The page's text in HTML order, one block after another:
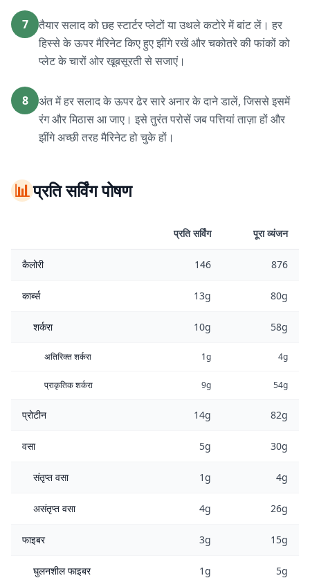
7
तैयार सलाद को छह स्टार्टर प्लेटों या उथले कटोरे में बांट लें। हर
हिस्से के ऊपर मैरिनेट किए हुए झींगे रखें और चकोतरे की फांकों को
प्लेट के चारों ओर खूबसूरती से सजाएं।
8
अंत में हर सलाद के ऊपर ढेर सारे अनार के दाने डालें, जिससे इसमें
रंग और मिठास आ जाए। इसे तुरंत परोसें जब पत्तियां ताज़ा हों और
झींगे अच्छी तरह मैरिनेट हो चुके हों।
📊प्रति सर्विंग पोषण
प्रति सर्विंग पूरा व्यंजन
कैलोरी 146 876
कार्ब्स 13g 80g
शर्करा 10g 58g
अतिरिक्त शर्करा 1g 4g
प्राकृतिक शर्करा 9g 54g
प्रोटीन 14g 82g
वसा 5g 30g
संतृप्त वसा 1g 4g
असंतृप्त वसा 4g 26g
फाइबर 3g 15g
घुलनशील फाइबर 1g 5g